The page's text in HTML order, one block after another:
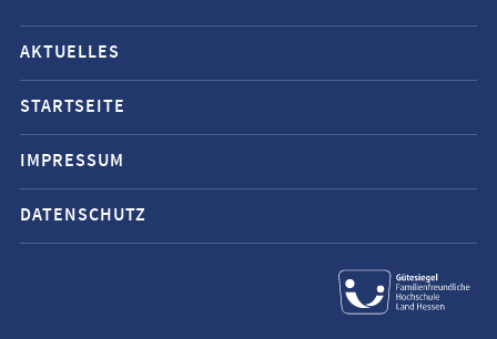
Mobile-
Service-
Navigation
und
Social
Media
Kontakte
AKTUELLES
STARTSEITE
IMPRESSUM
DATENSCHUTZ